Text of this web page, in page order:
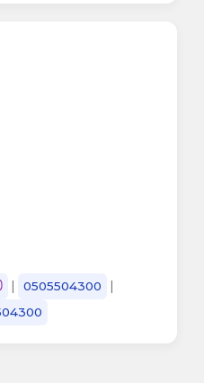
| 0505504300 |